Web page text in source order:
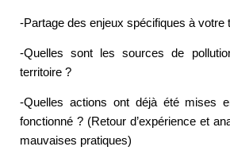
-Partage des enjeux spécifiques à votre
-Quelles sont les sources de
territoire ?
-Quelles actions ont déjà été mises
fonctionné ? (Retour d’expérience et
mauvaises pratiques)